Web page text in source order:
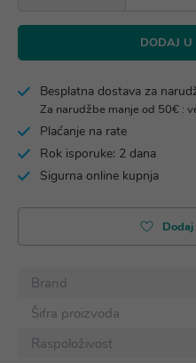
DODAJ U
Besplatna dostava za
Za narudžbe manje od 50€ :
Plaćanje na rate
Rok isporuke: 2 dana
Sigurna online kupnja
Brand
Šifra proizvoda
Raspoloživost